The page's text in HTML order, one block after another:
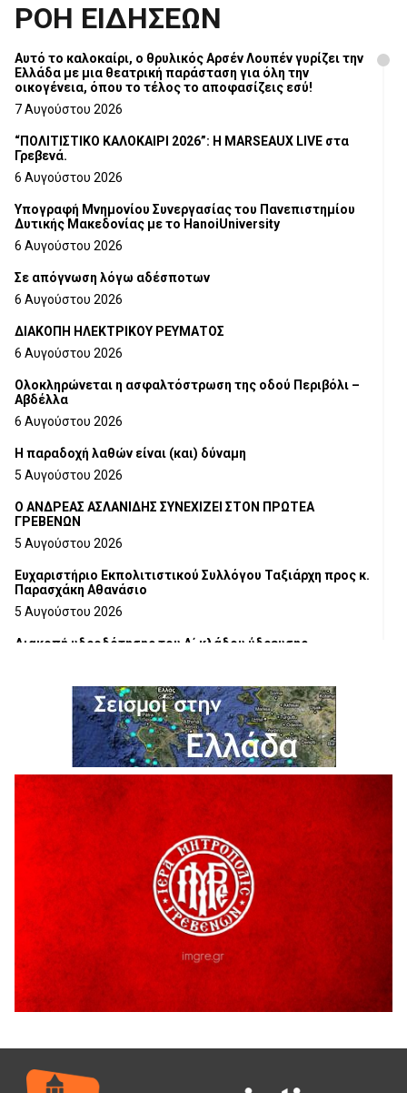
ΡΟΗ ΕΙΔΗΣΕΩΝ
Αυτό το καλοκαίρι, ο θρυλικός Αρσέν Λουπέν γυρίζει την
Ελλάδα με μια θεατρική παράσταση για όλη την
οικογένεια, όπου το τέλος το αποφασίζεις εσύ!
7 Αυγούστου 2026
“ΠΟΛΙΤΙΣΤΙΚΟ ΚΑΛΟΚΑΙΡΙ 2026”: Η MARSEAUX LIVE στα
Γρεβενά.
6 Αυγούστου 2026
Υπογραφή Μνημονίου Συνεργασίας του Πανεπιστημίου
Δυτικής Μακεδονίας με το HanoiUniversity
6 Αυγούστου 2026
Σε απόγνωση λόγω αδέσποτων
6 Αυγούστου 2026
ΔΙΑΚΟΠΗ ΗΛΕΚΤΡΙΚΟΥ ΡΕΥΜΑΤΟΣ
6 Αυγούστου 2026
Ολοκληρώνεται η ασφαλτόστρωση της οδού Περιβόλι –
Αβδέλλα
6 Αυγούστου 2026
H παραδοχή λαθών είναι (και) δύναμη
5 Αυγούστου 2026
Ο ΑΝΔΡΕΑΣ ΑΣΛΑΝΙΔΗΣ ΣΥΝΕΧΙΖΕΙ ΣΤΟΝ ΠΡΩΤΕΑ
ΓΡΕΒΕΝΩΝ
5 Αυγούστου 2026
Ευχαριστήριο Εκπολιτιστικού Συλλόγου Ταξιάρχη προς κ.
Παρασχάκη Αθανάσιο
5 Αυγούστου 2026
Διακοπή υδροδότησης του Α΄ κλάδου ύδρευσης
Η Marseaux στα Γρεβενά για μια μοναδική συναυλία
5 Αυγούστου 2026
Θερινό Σινεμά στο πλαίσιο του «Πολιτιστικού
Καλοκαιριού 2026» με την βραβευμένη ταινία «Μικρές
Ανάσες».
5 Αυγούστου 2026
Γρεβενά: Συνελήφθη 18χρονος αλλοδαπός, για κλοπή
εξοπλισμού γυμναστηρίου
5 Αυγούστου 2026
ΑΗ ΛΑΟΣ | 5 Αυγούστου | Υπαίθριο Θέατρο “Καστράκι”,
41η Γιορτή Κρασιού στο Τρίκωμο – «Γιορτή Παράδοσης»
5 Αυγούστου 2026